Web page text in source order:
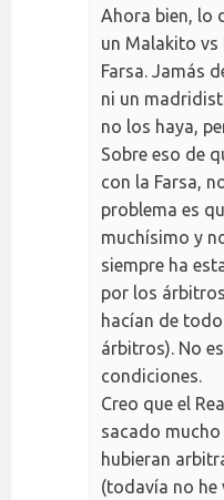
Ahora bien, lo
un Malakito vs
Farsa. Jamás
ni un
no los haya,
Sobre eso de
con la Farsa,
problema es
muchísimo y
siempre ha
por los
hacían de
árbitros). No
condiciones.
Creo que el
sacado
hubieran
(todavía no he